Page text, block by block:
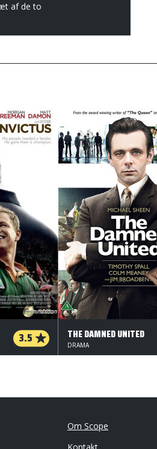
af de to
3.5 THE DAMNED UNITED
DRAMA
Om Scope